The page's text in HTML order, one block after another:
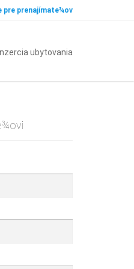
pre prenajímate¾ov
Inzercia ubytovania